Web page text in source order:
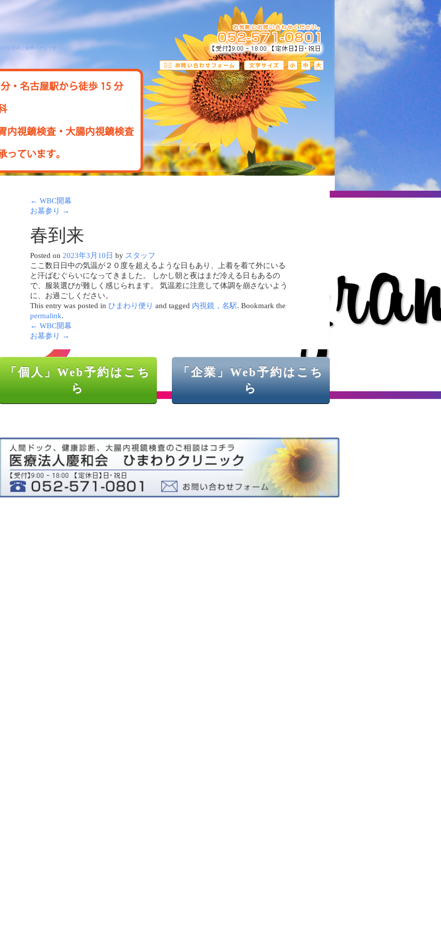
ついてのご説明ページです
← WBC開幕
お墓参り
→
春到来
Posted on 2023年3月10日 by スタッフ
ここ数日日中の気温が２０度を超えるような日もあり、上着を着て外にいる
と汗ばむぐらいになってきました。 しかし朝と夜はまだ冷える日もあるの
で、服装選びが難しく感じられます。 気温差に注意して体調を崩さないよう
に、お過ごしください。
This entry was posted in ひまわり便り and tagged 内視鏡，名駅. Bookmark the
permalink.
← WBC開幕
お墓参り
→
「個人」Web予約はこち
ら
「企業」Web予約はこち
ら